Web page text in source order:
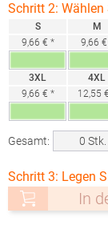
Schritt 2: Wählen
S
9,66 € *
M
9,66
3XL
9,66 € *
4XL
12,55
Gesamt: 0 Stk.
Schritt 3: Legen
In